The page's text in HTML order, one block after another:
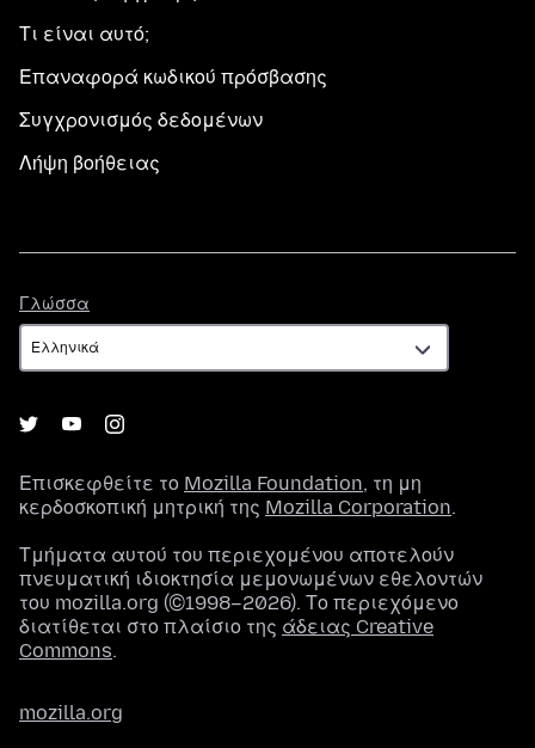
Τι είναι αυτό;
Επαναφορά κωδικού πρόσβασης
Συγχρονισμός δεδομένων
Λήψη βοήθειας
Γλώσσα
Επισκεφθείτε το Mozilla Foundation, τη μη
κερδοσκοπική μητρική της Mozilla Corporation.
Τμήματα αυτού του περιεχομένου αποτελούν
πνευματική ιδιοκτησία μεμονωμένων εθελοντών
του mozilla.org (©1998–2026). Το περιεχόμενο
διατίθεται στο πλαίσιο της άδειας Creative
Commons.
mozilla.org